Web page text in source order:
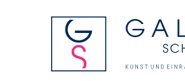
springen